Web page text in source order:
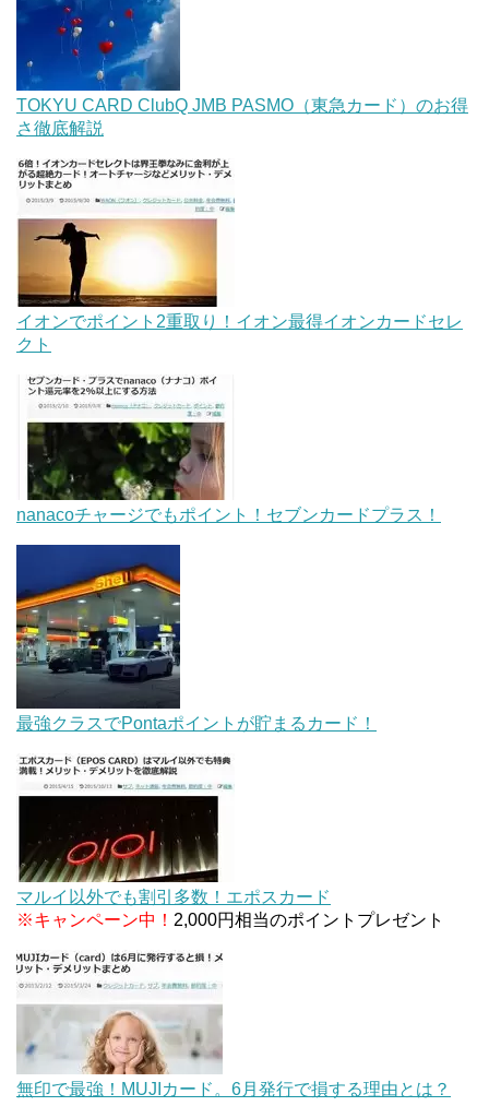
TOKYU CARD ClubQ JMB PASMO（東急カード）のお得
さ徹底解説
イオンでポイント2重取り！イオン最得イオンカードセレ
クト
nanacoチャージでもポイント！セブンカードプラス！
最強クラスでPontaポイントが貯まるカード！
マルイ以外でも割引多数！エポスカード
※キャンペーン中！ 2,000円相当のポイントプレゼント
無印で最強！MUJIカード。6月発行で損する理由とは？